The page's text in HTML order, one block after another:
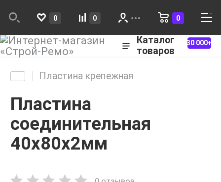
0 0 0
Каталог
товаров
30 000+
Пластина крепежная
Пластина
соединительная
40х80х2мм